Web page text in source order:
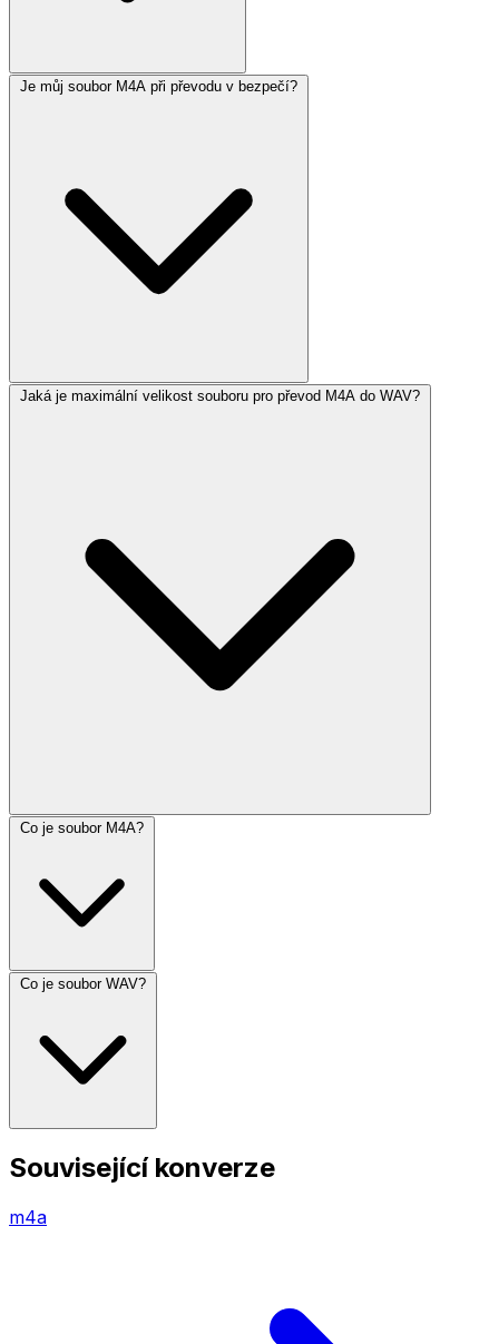
Je můj soubor M4A při převodu v bezpečí?
Jaká je maximální velikost souboru pro převod M4A do WAV?
Co je soubor M4A?
Co je soubor WAV?
Související konverze
m4a